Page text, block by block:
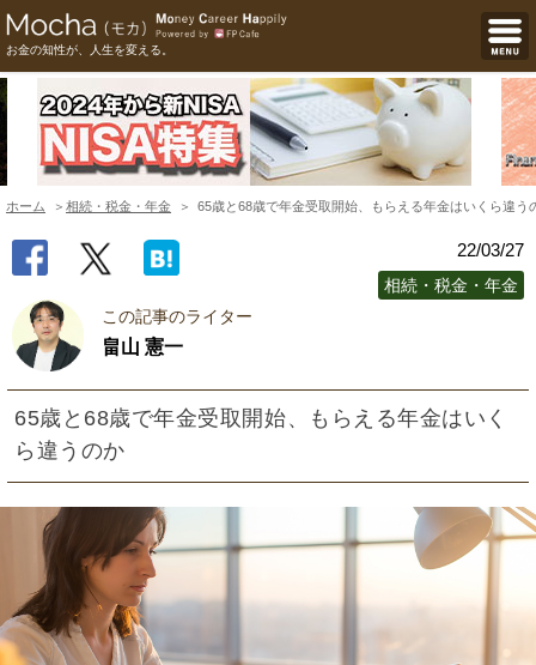
お金の知性が、人生を変える。
ホーム 相続・税金・年金 65歳と68歳で年金受取開始、もらえる年金はいくら違う
22/03/27
相続・税金・年金
この記事のライター
畠山 憲一
65歳と68歳で年金受取開始、もらえる年金はいく
ら違うのか